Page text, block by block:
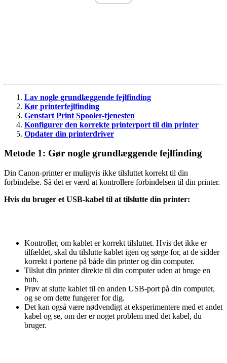
Lav nogle grundlæggende fejlfinding
Kør printerfejlfinding
Genstart Print Spooler-tjenesten
Konfigurer den korrekte printerport til din printer
Opdater din printerdriver
Metode 1: Gør nogle grundlæggende fejlfinding
Din Canon-printer er muligvis ikke tilsluttet korrekt til din
forbindelse. Så det er værd at kontrollere forbindelsen til din printer.
Hvis du bruger et USB-kabel til at tilslutte din printer:
Kontroller, om kablet er korrekt tilsluttet. Hvis det ikke er
tilfældet, skal du tilslutte kablet igen og sørge for, at de sidder
korrekt i portene på både din printer og din computer.
Tilslut din printer direkte til din computer uden at bruge en
hub.
Prøv at slutte kablet til en anden USB-port på din computer,
og se om dette fungerer for dig.
Det kan også være nødvendigt at eksperimentere med et andet
kabel og se, om der er noget problem med det kabel, du
bruger.